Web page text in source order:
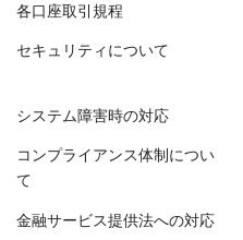
各口座取引規程
セキュリティについて
システム障害時の対応
コンプライアンス体制につい
て
金融サービス提供法への対応